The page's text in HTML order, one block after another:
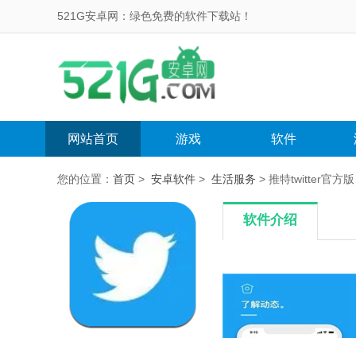
521G安卓网：绿色免费的软件下载站！
网站首页 游戏 软件
您的位置： 首页 > 安卓软件 > 生活服务 > 推特twitter官方
软件介绍